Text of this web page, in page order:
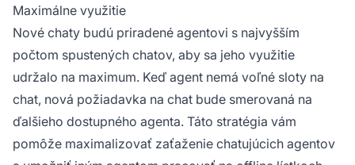
Maximálne využitie
Nové chaty budú priradené agentovi s najvyšším
počtom spustených chatov, aby sa jeho využitie
udržalo na maximum. Keď agent nemá voľné sloty na
chat, nová požiadavka na chat bude smerovaná na
ďalšieho dostupného agenta. Táto stratégia vám
pomôže maximalizovať zaťaženie chatujúcich agentov